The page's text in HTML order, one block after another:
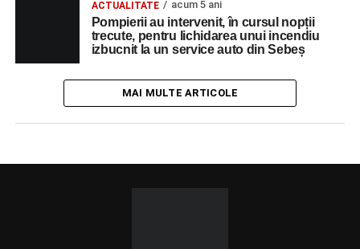
ACTUALITATE acum 5 ani
Pompierii au intervenit, în cursul nopții
trecute, pentru lichidarea unui incendiu
izbucnit la un service auto din Sebeș
MAI MULTE ARTICOLE